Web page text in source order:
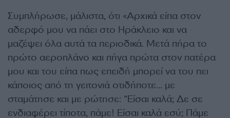
Συμπλήρωσε, μάλιστα, ότι «Αρχικά είπα στον
αδερφό μου να πάει στο Ηράκλειο και να
μαζέψει όλα αυτά τα περιοδικά. Μετά πήρα το
πρώτο αεροπλάνο και πήγα πρώτα στον πατέρα
μου και του είπα πως επειδή μπορεί να του πει
κάποιος από τη γειτονιά οτιδήποτε… με
σταμάτησε και με ρώτησε: “Είσαι καλά; Δε σε
ενδιαφέρει τίποτα, πάμε! Είσαι καλά εσύ; Πάμε